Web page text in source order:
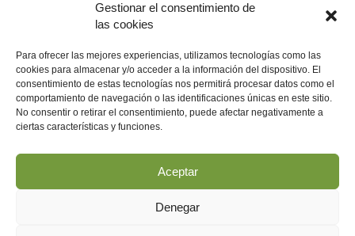
Gestionar el consentimiento de
las cookies
Para ofrecer las mejores experiencias, utilizamos tecnologías como las
cookies para almacenar y/o acceder a la información del dispositivo. El
consentimiento de estas tecnologías nos permitirá procesar datos como el
comportamiento de navegación o las identificaciones únicas en este sitio.
No consentir o retirar el consentimiento, puede afectar negativamente a
ciertas características y funciones.
Aceptar
Denegar
¿Qué necesitas?
Facebook:
El-Carpio-Valladolid